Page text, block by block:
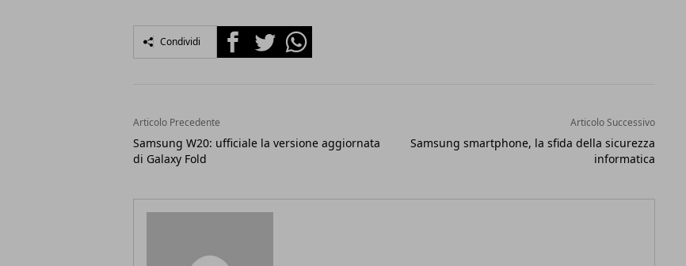
Condividi FacebookTwitterWhatsapp
Articolo Precedente
Samsung W20: ufficiale la versione aggiornata
di Galaxy Fold
Articolo Successivo
Samsung smartphone, la sfida della sicurezza
informatica